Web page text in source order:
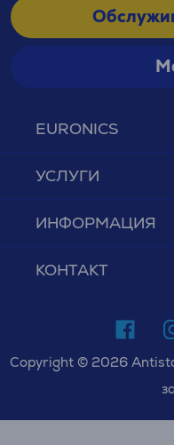
EURONICS
УСЛУГИ
ИНФОРМАЦИЯ
КОНТАКТ
Copyright © 2026